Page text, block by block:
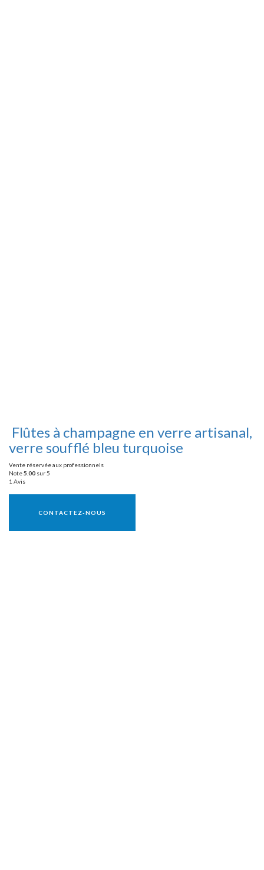
Flûtes à champagne en verre artisanal,
verre soufflé bleu turquoise
Vente réservée aux professionnels
Note5.00 sur 5
1 Avis
CONTACTEZ-NOUS